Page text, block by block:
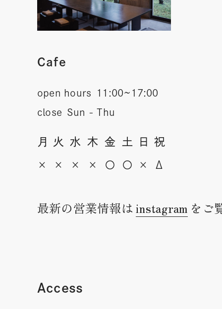
Cafe
open hours 11:00~17:00
close Sun - Thu
月 火 水 木 金 土 日 祝
× × × × 〇 〇 × Δ
最新の営業情報は instagram をご
Access